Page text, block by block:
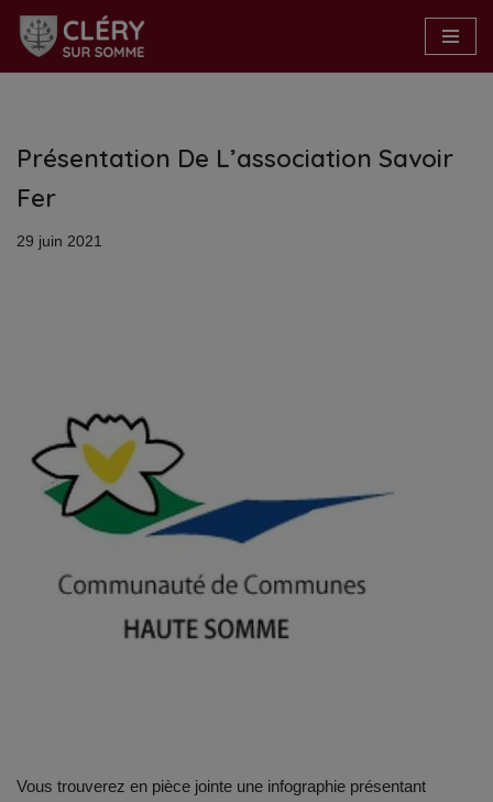
Aller
Présentation De L’association Savoir
Fer
29 juin 2021
Vous trouverez en pièce jointe une infographie présentant